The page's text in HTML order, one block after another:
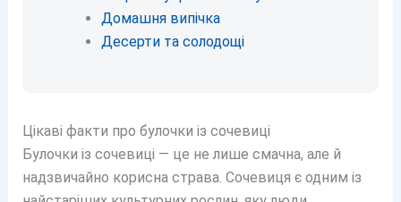
Домашня випічка
Десерти та солодощі
Цікаві факти про булочки із сочевиці
Булочки із сочевиці — це не лише смачна, але й
надзвичайно корисна страва. Сочевиця є одним із